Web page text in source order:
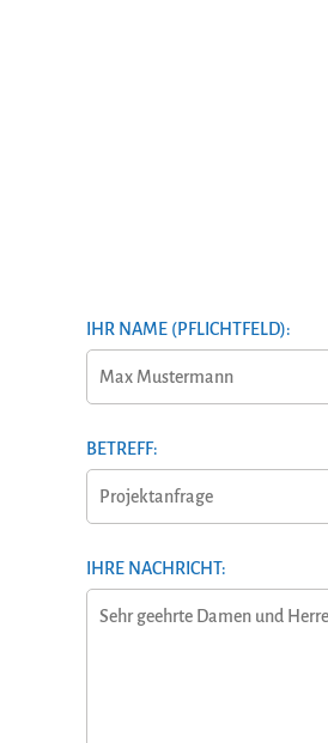
IHR NAME (PFLICHTFELD):
BETREFF:
IHRE NACHRICHT: